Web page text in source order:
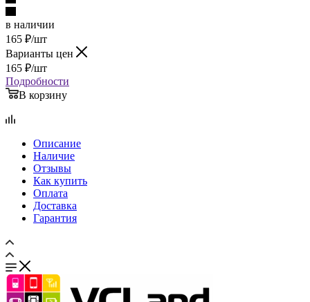
в наличии
165 ₽/шт
Варианты цен
165 ₽/шт
Подробности
В корзину
Описание
Наличие
Отзывы
Как купить
Оплата
Доставка
Гарантия